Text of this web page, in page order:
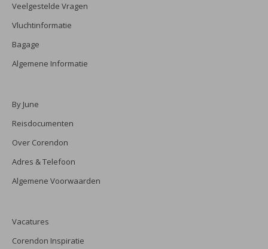
Veelgestelde Vragen
Vluchtinformatie
Bagage
Algemene Informatie
By June
Reisdocumenten
Over Corendon
Adres & Telefoon
Algemene Voorwaarden
Vacatures
Corendon Inspiratie